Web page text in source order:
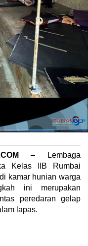
– Lembaga
Kelas IIB Rumbai
kamar hunian warga
ini merupakan
peredaran gelap
lapas.